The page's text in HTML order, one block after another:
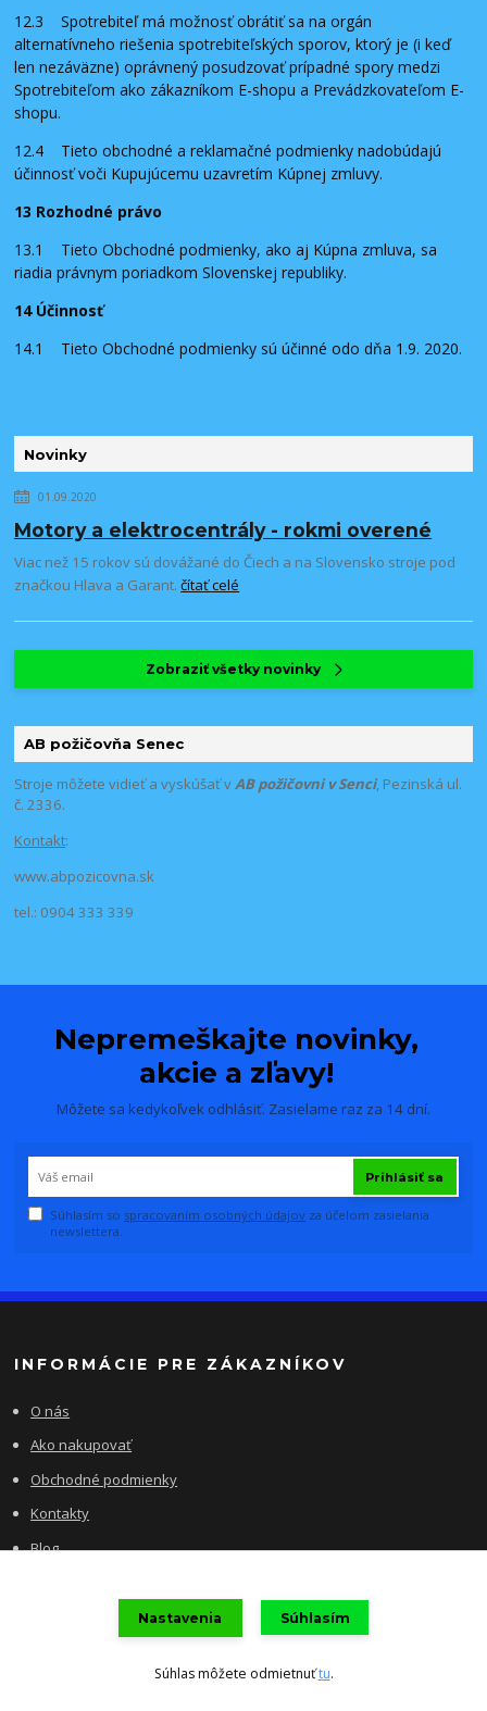
Novinky
01.09.2020
Motory a elektrocentrály - rokmi overené
Viac než 15 rokov sú dovážané do Čiech a na Slovensko stroje pod
značkou Hlava a Garant.čítať celé
Zobraziť všetky novinky
AB požičovňa Senec
Stroje môžete vidieť a vyskúšať v AB požičovni v Senci, Pezinská ul.
č. 2336.
Kontakt:
www.abpozicovna.sk
tel.: 0904 333 339
12.3 Spotrebiteľ má možnosť obrátiť sa na orgán
alternatívneho riešenia spotrebiteľských sporov, ktorý je (i keď
len nezáväzne) oprávnený posudzovať prípadné spory medzi
Spotrebiteľom ako zákazníkom E-shopu a Prevádzkovateľom E-
shopu.
12.4 Tieto obchodné a reklamačné podmienky nadobúdajú
účinnosť voči Kupujúcemu uzavretím Kúpnej zmluvy.
13 Rozhodné právo
13.1 Tieto Obchodné podmienky, ako aj Kúpna zmluva, sa
riadia právnym poriadkom Slovenskej republiky.
14 Účinnosť
14.1 Tieto Obchodné podmienky sú účinné odo dňa 1.9. 2020.
Nepremeškajte novinky,
akcie a zľavy!
Môžete sa kedykoľvek odhlásiť. Zasielame raz za 14 dní.
Prihlásiť sa
Súhlasím so spracovaním osobných údajov za účelom zasielania
newslettera.
INFORMÁCIE PRE ZÁKAZNÍKOV
O nás
Ako nakupovať
Obchodné podmienky
Kontakty
Blog
Nastavenia Súhlasím
Súhlas môžete odmietnuťtu.